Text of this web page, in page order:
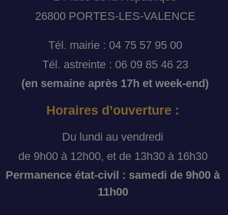
26800 PORTES-LES-VALENCE
Tél. mairie : 04 75 57 95 00
Tél. astreinte : 06 09 85 46 23
(en semaine après 17h et week-end)
Horaires d’ouverture :
Du lundi au vendredi
de 9h00 à 12h00, et de 13h30 à 16h30
Permanence état-civil : samedi de 9h00 à
11h00